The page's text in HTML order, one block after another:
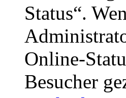
Status“.
Online-
Besucher